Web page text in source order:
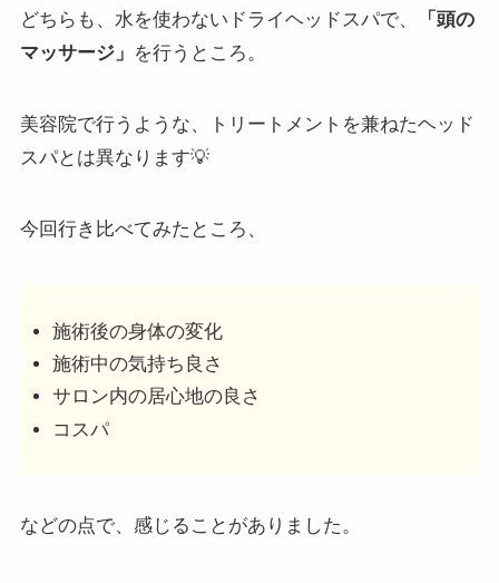
どちらも、水を使わないドライヘッドスパで、
「頭の
マッサージ」 を行うところ。
美容院で行うような、トリートメントを兼ねたヘッド
スパとは異なります💡
今回行き比べてみたところ、
施術後の身体の変化
施術中の気持ち良さ
サロン内の居心地の良さ
コスパ
などの点で、感じることがありました。